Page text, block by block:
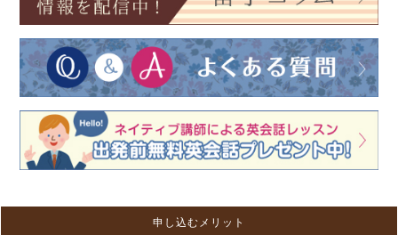
申し込むメリット